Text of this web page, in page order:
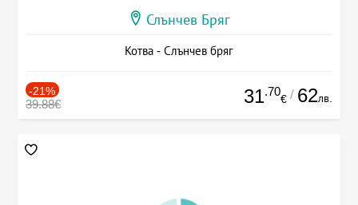
Слънчев Бряг
Котва - Слънчев бряг
-21%
39.88€ 31.70
€ / 62лв.